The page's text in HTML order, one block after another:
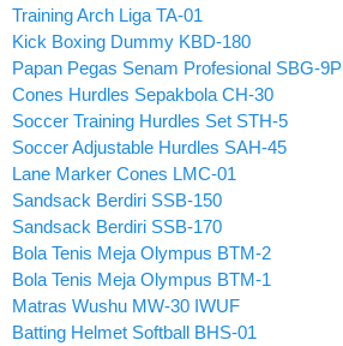
Training Arch Liga TA-01
Kick Boxing Dummy KBD-180
Papan Pegas Senam Profesional SBG-9P
Cones Hurdles Sepakbola CH-30
Soccer Training Hurdles Set STH-5
Soccer Adjustable Hurdles SAH-45
Lane Marker Cones LMC-01
Sandsack Berdiri SSB-150
Sandsack Berdiri SSB-170
Bola Tenis Meja Olympus BTM-2
Bola Tenis Meja Olympus BTM-1
Matras Wushu MW-30 IWUF
Batting Helmet Softball BHS-01